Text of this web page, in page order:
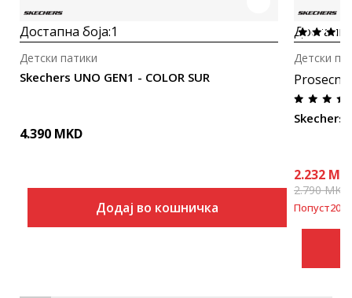
Достапна боја:1
Skechers UNO GEN1 - COLOR SUR
Детски патики
4.390 MKD
Додај во кошничка
Skechers
Детски
2.232
2.790MKD
Попуст20